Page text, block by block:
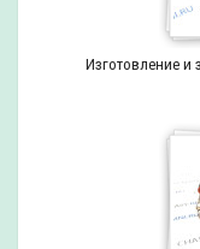
Изготовление и